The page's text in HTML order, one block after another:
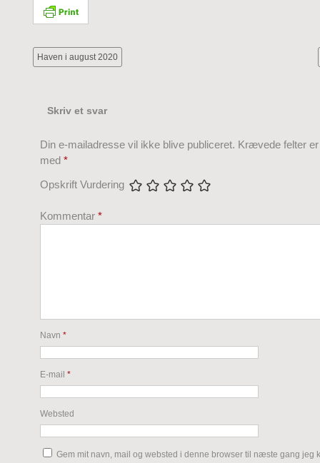
Haven i august 2020
Skriv et svar
Din e-mailadresse vil ikke blive publiceret. Krævede felter
med *
Opskrift Vurdering
Kommentar *
Navn *
E-mail *
Websted
Gem mit navn, mail og websted i denne browser til næste gang jeg